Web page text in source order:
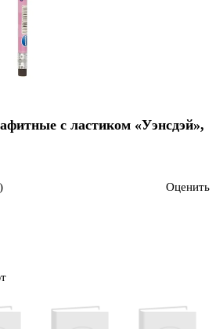
с ластиком «Уэнсдэй»,
Оценить